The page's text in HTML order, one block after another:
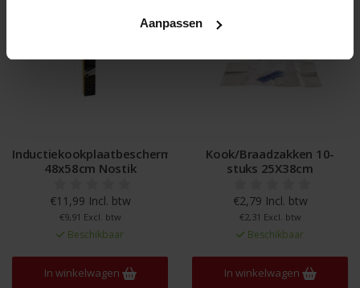
Aanpassen
Inductiekookplaatbeschermer
48x58cm Nostik
€11,99 Incl. btw
€9,91 Excl. btw
Beschikbaar
In winkelwagen
Kook/Braadzakken 10-
stuks 25X38cm
€2,79 Incl. btw
€2,31 Excl. btw
Beschikbaar
In winkelwagen